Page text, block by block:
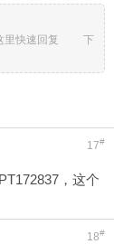
里快速回复 下
17#
，这个
18#